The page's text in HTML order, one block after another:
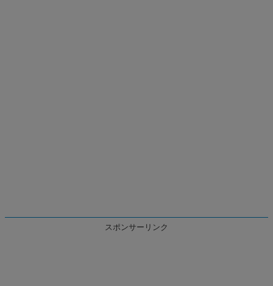
スポンサーリンク